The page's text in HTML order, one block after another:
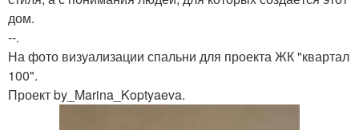
дом.
--.
На фото визуализации спальни для проекта ЖК "квартал
100".
Проект by_Marina_Koptyaeva.